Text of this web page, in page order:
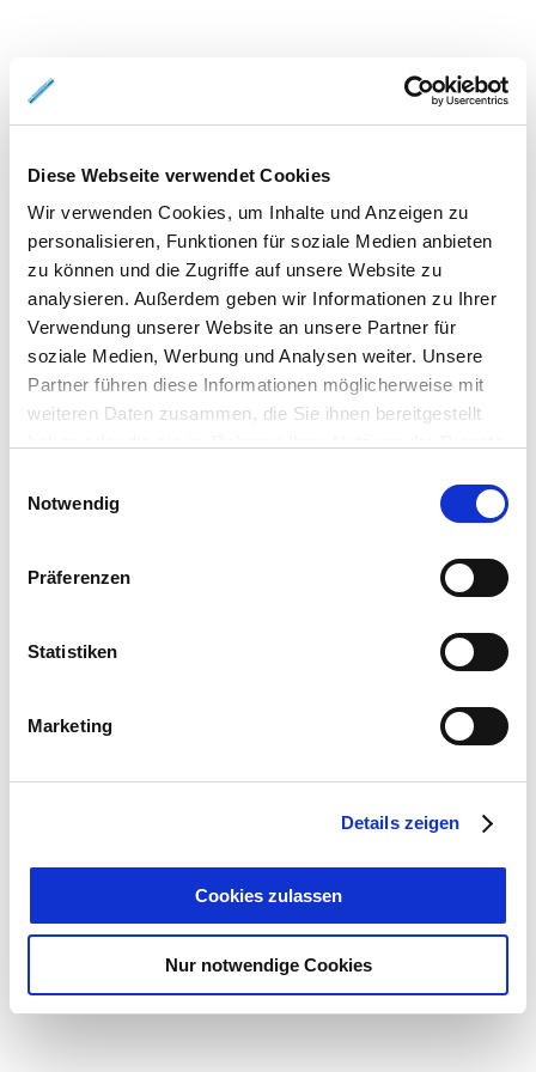
Diese Webseite verwendet Cookies
Wir verwenden Cookies, um Inhalte und Anzeigen zu
personalisieren, Funktionen für soziale Medien anbieten
zu können und die Zugriffe auf unsere Website zu
analysieren. Außerdem geben wir Informationen zu Ihrer
Verwendung unserer Website an unsere Partner für
soziale Medien, Werbung und Analysen weiter. Unsere
Partner führen diese Informationen möglicherweise mit
weiteren Daten zusammen, die Sie ihnen bereitgestellt
Notwendig
Präferenzen
Statistiken
Marketing
Details zeigen
Cookies zulassen
Nur notwendige Cookies